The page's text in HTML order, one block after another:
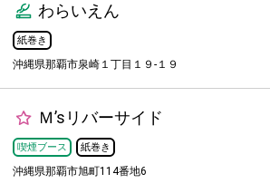
わらいえん
紙巻き
沖縄県那覇市泉崎１丁目１９-１９
Ｍ’sリバーサイド
喫煙ブース 紙巻き
沖縄県那覇市旭町114番地6